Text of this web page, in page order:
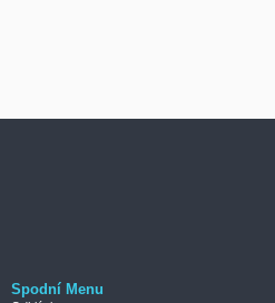
Spodní Menu